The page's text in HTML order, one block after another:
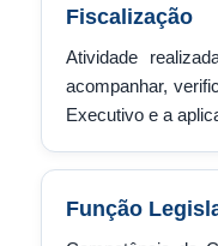
Fiscalização
Atividade
acompanhar,
Executivo e a
Função